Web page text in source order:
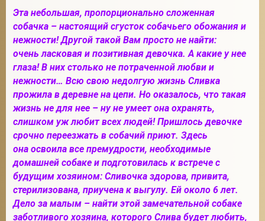
Эта небольшая, пропорционально сложенная
собачка – настоящий сгусток собачьего обожания и
нежности! Другой такой Вам просто не найти:
очень ласковая и позитивная девочка. А какие у нее
глаза! В них столько не потраченной любви и
нежности… Всю свою недолгую жизнь Сливка
прожила в деревне на цепи. Но оказалось, что такая
жизнь не для нее – ну не умеет она охранять,
слишком уж любит всех людей! Пришлось девочке
срочно переезжать в собачий приют. Здесь
она освоила все премудрости, необходимые
домашней собаке и подготовилась к встрече с
будущим хозяином: Сливочка здорова, привита,
стерилизована, приучена к выгулу. Ей около 6 лет.
Дело за малым – найти этой замечательной собаке
заботливого хозяина, которого Слива будет любить,